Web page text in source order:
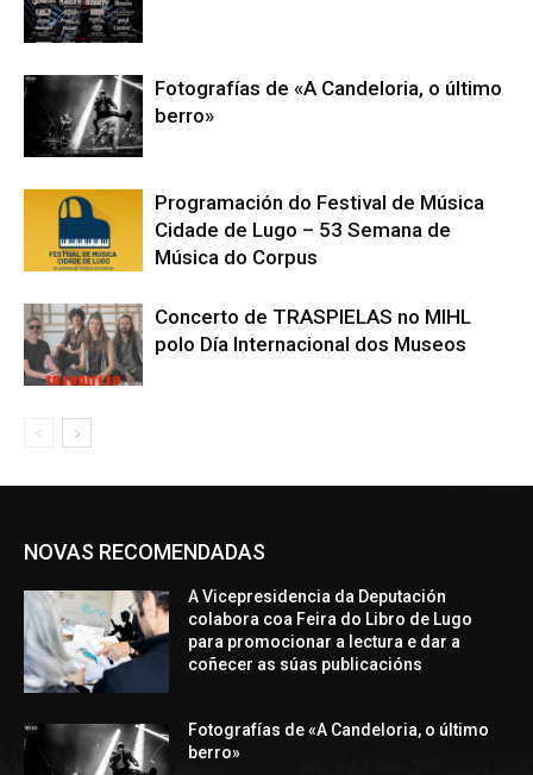
Fotografías de «A Candeloria, o último
berro»
Programación do Festival de Música
Cidade de Lugo – 53 Semana de
Música do Corpus
Concerto de TRASPIELAS no MIHL
polo Día Internacional dos Museos
NOVAS RECOMENDADAS
A Vicepresidencia da Deputación
colabora coa Feira do Libro de Lugo
para promocionar a lectura e dar a
coñecer as súas publicacións
Fotografías de «A Candeloria, o último
berro»